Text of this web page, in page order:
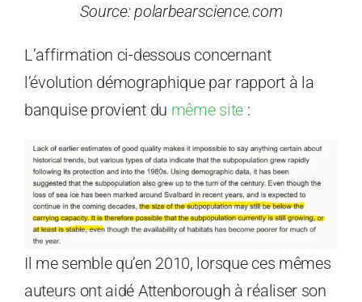
Source: polarbearscience.com
L’affirmation ci-dessous concernant
l’évolution démographique par rapport à la
banquise provient du même site :
Il me semble qu’en 2010, lorsque ces mêmes
auteurs ont aidé Attenborough à réaliser son